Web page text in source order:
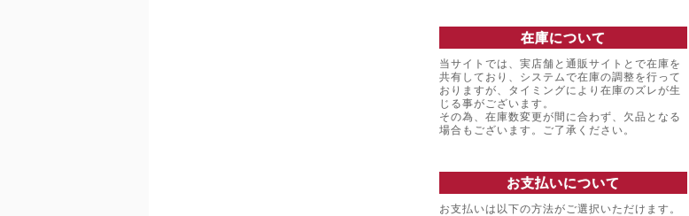
在庫について
当サイトでは、実店舗と通販サイトとで在庫を
共有しており、システムで在庫の調整を行って
おりますが、タイミングにより在庫のズレが生
じる事がございます。
その為、在庫数変更が間に合わず、欠品となる
場合もございます。ご了承ください。
お支払いについて
お支払いは以下の方法がご選択いただけます。